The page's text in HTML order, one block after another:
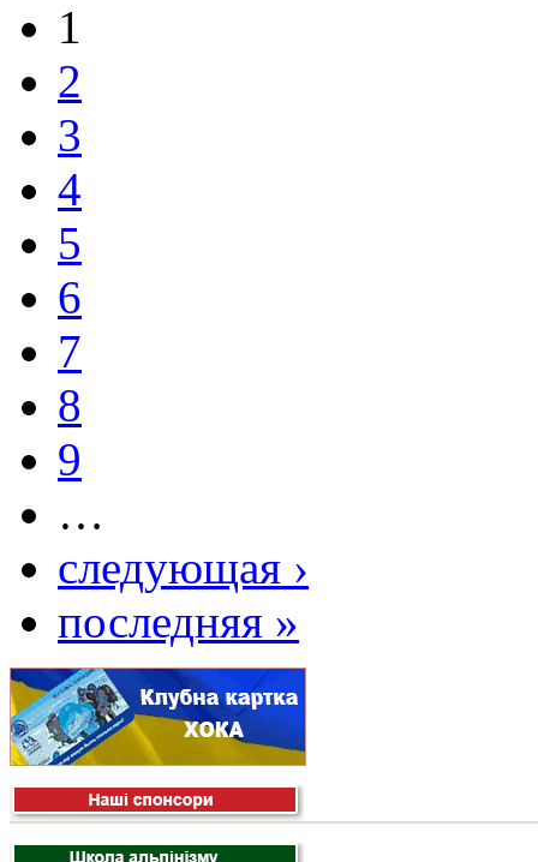
1
2
3
4
5
6
7
8
9
…
следующая ›
последняя »